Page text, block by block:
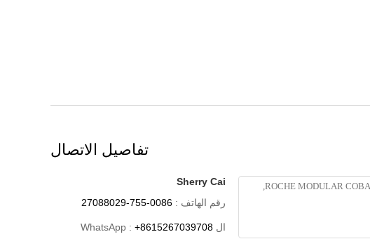
تفاصيل الاتصال
Sherry Cai
رقم الهاتف :
ال WhatsApp : +8615267039708